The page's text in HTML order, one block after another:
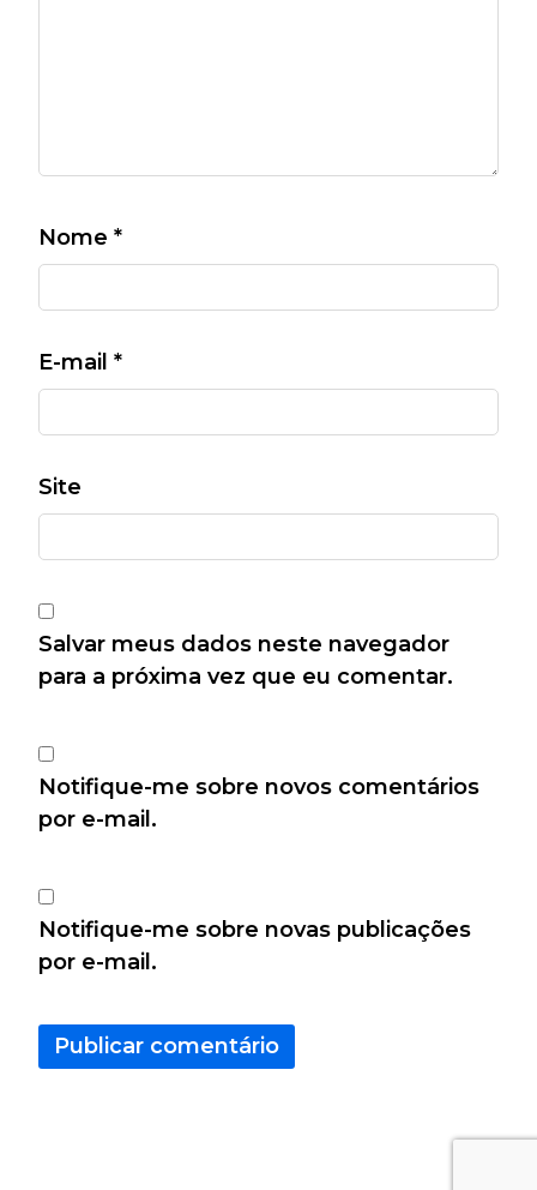
Nome *
E-mail *
Site
Salvar meus dados neste navegador
para a próxima vez que eu comentar.
Notifique-me sobre novos comentários
por e-mail.
Notifique-me sobre novas publicações
por e-mail.